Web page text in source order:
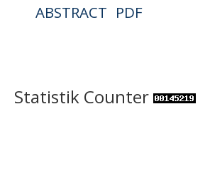
ABSTRACT PDF
Statistik Counter